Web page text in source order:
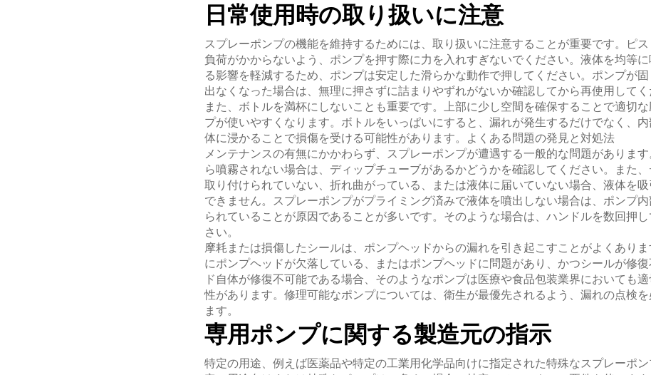
日常使用時の取り扱いに注意
スプレーポンプの機能を維持するためには、取り扱いに注意することが重要です。ピ
負荷がかからないよう、ポンプを押す際に力を入れすぎないでください。液体を均等
る影響を軽減するため、ポンプは安定した滑らかな動作で押してください。ポンプが
出なくなった場合は、無理に押さずに詰まりやずれがないか確認してから再使用してく
また、ボトルを満杯にしないことも重要です。上部に少し空間を確保することで適切
プが使いやすくなります。ボトルをいっぱいにすると、漏れが発生するだけでなく、
体に浸かることで損傷を受ける可能性があります。よくある問題の発見と対処法
メンテナンスの有無にかかわらず、スプレーポンプが遭遇する一般的な問題がありま
ら噴霧されない場合は、ディップチューブがあるかどうかを確認してください。また
取り付けられていない、折れ曲がっている、または液体に届いていない場合、液体を
できません。スプレーポンプがプライミング済みで液体を噴出しない場合は、ポンプ
られていることが原因であることが多いです。そのような場合は、ハンドルを数回押
さい。
摩耗または損傷したシールは、ポンプヘッドからの漏れを引き起こすことがよくあり
にポンプヘッドが欠落している、またはポンプヘッドに問題があり、かつシールが修
ド自体が修復不可能である場合、そのようなポンプは医療や食品包装業界においても
性があります。修理可能なポンプについては、衛生が最優先されるよう、漏れの点検
ます。
専用ポンプに関する製造元の指示
特定の用途、例えば医薬品や特定の工業用化学品向けに指定された特殊なスプレーポ